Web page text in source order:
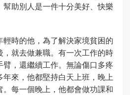
助別人是一件十分美好、快樂
時的他，為了解決家境貧困的
就去做兼職。有一次工作的時
，還繼續工作。無論傷口多疼
來，他都堅持白天上班，晚上
每一個晚上，他都會做功課和